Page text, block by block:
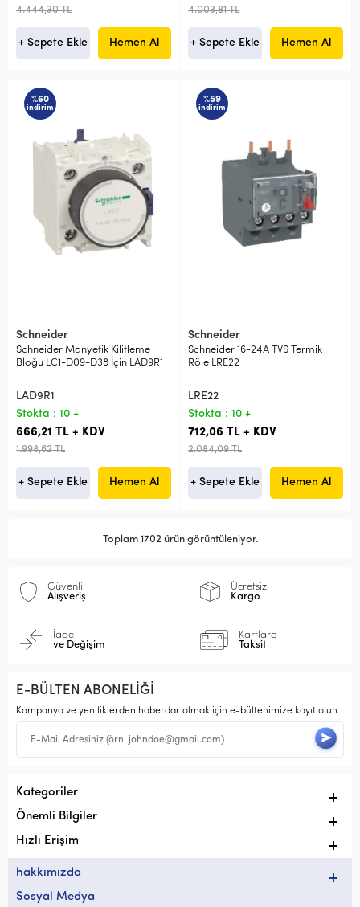
4.444,30 TL
+ Sepete Ekle Hemen Al
4.003,81 TL
+ Sepete Ekle Hemen Al
%60
indirim
Schneider
Schneider Manyetik Kilitleme
Bloğu LC1-D09-D38 İçin LAD9R1
LAD9R1
Stokta : 10 +
666,21 TL + KDV
1.998,62 TL
+ Sepete Ekle Hemen Al
%59
indirim
Schneider
Schneider 16-24A TVS Termik
Röle LRE22
LRE22
Stokta : 10 +
712,06 TL + KDV
2.084,09 TL
+ Sepete Ekle Hemen Al
Toplam 1702 ürün görüntüleniyor.
Güvenli
Alışveriş
Ücretsiz
Kargo
İade
ve Değişim
Kartlara
Taksit
E-BÜLTEN ABONELİĞİ
Kampanya ve yeniliklerden haberdar olmak için e-bültenimize kayıt olun.
Kategoriler
Önemli Bilgiler
Hızlı Erişim
hakkımızda
Sosyal Medya